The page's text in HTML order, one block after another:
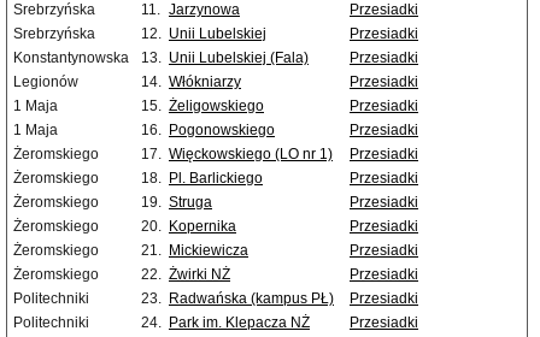
Srebrzyńska
11. Jarzynowa
Przesiadki
Srebrzyńska
12. Unii Lubelskiej
Przesiadki
Konstantynowska
13. Unii Lubelskiej (Fala)
Przesiadki
Legionów
14. Włókniarzy
Przesiadki
1 Maja
15. Żeligowskiego
Przesiadki
1 Maja
16. Pogonowskiego
Przesiadki
Żeromskiego
17. Więckowskiego (LO nr 1)
Przesiadki
Żeromskiego
18. Pl. Barlickiego
Przesiadki
Żeromskiego
19. Struga
Przesiadki
Żeromskiego
20. Kopernika
Przesiadki
Żeromskiego
21. Mickiewicza
Przesiadki
Żeromskiego
22. Żwirki NŻ
Przesiadki
Politechniki
23. Radwańska (kampus PŁ)
Przesiadki
Politechniki
24. Park im. Klepacza NŻ
Przesiadki